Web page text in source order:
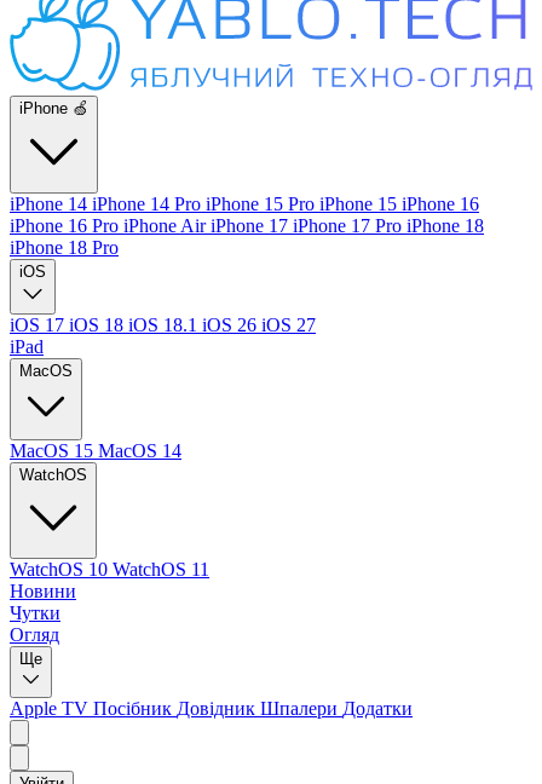
iPhone 🍏
iPhone 14 iPhone 14 Pro iPhone 15 Pro iPhone 15 iPhone 16
iPhone 16 Pro iPhone AiriPhone 17 iPhone 17 Pro iPhone 18
iPhone 18 Pro
iOS
iOS 17 iOS 18 iOS 18.1 iOS 26 iOS 27
iPad
MacOS
MacOS 15 MacOS 14
WatchOS
WatchOS 10 WatchOS 11
Новини
Чутки
Огляд
Ще
Apple TV Посібник Довідник Шпалери Додатки